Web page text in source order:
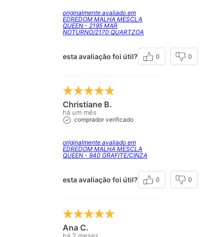
originalmente avaliado em
EDREDOM MALHA MESCLA
QUEEN - 2195 MAR
NOTURNO/2170 QUARTZOA
esta avaliação foi útil? 0 0
Christiane B.
há um mês
comprador verificado
originalmente avaliado em
EDREDOM MALHA MESCLA
QUEEN - 940 GRAFITE/CINZA
esta avaliação foi útil? 0 0
Ana C.